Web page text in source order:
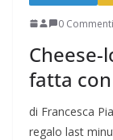
0 Commenti
Cheese-
fatta
di Francesca
regalo last